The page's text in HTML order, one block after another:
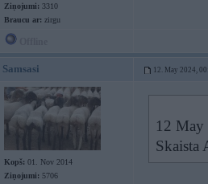
Ziņojumi: 3310
Braucu ar: zirgu
Samsasi 12. May 2024,
Kopš: 01. Nov 2014
Ziņojumi: 5706
12
Skaista